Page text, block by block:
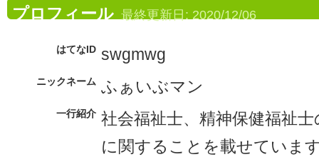
プロフィール 最終更新日: 2020/12/06
はてなID swgmwg
ニックネーム ふぁいぶマン
一行紹介 社会福祉士、精神保健福祉
に関することを載せていま